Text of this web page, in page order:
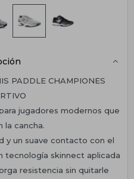
PADDLE CHAMPIONES
jugadores modernos que
la cancha.
y un suave contacto con el
tecnología skinnect aplicada
resistencia sin quitarle